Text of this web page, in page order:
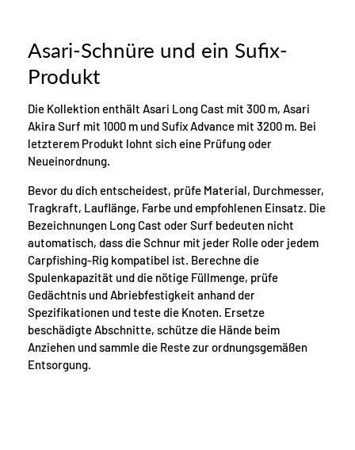
Asari-Schnüre und ein Sufix-
Produkt
Die Kollektion enthält Asari Long Cast mit 300 m, Asari
Akira Surf mit 1000 m und Sufix Advance mit 3200 m. Bei
letzterem Produkt lohnt sich eine Prüfung oder
Neueinordnung.
Bevor du dich entscheidest, prüfe Material, Durchmesser,
Tragkraft, Lauflänge, Farbe und empfohlenen Einsatz. Die
Bezeichnungen Long Cast oder Surf bedeuten nicht
automatisch, dass die Schnur mit jeder Rolle oder jedem
Carpfishing-Rig kompatibel ist. Berechne die
Spulenkapazität und die nötige Füllmenge, prüfe
Gedächtnis und Abriebfestigkeit anhand der
Spezifikationen und teste die Knoten. Ersetze
beschädigte Abschnitte, schütze die Hände beim
Anziehen und sammle die Reste zur ordnungsgemäßen
Entsorgung.